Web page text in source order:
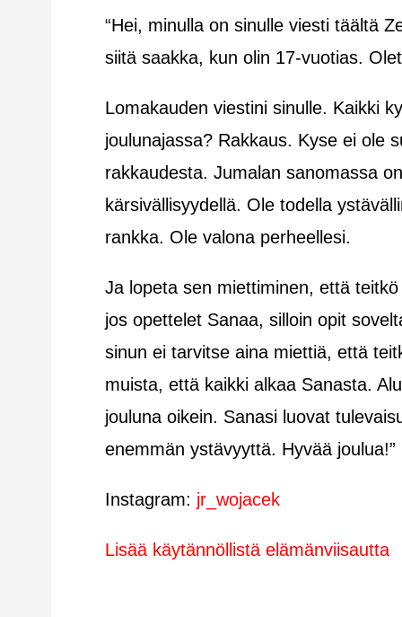
“Hei, minulla on sinulle viesti täältä
siitä saakka, kun olin 17-vuotias.
Lomakauden viestini sinulle. Kaikki
joulunajassa? Rakkaus. Kyse ei ole
rakkaudesta. Jumalan sanomassa
kärsivällisyydellä. Ole todella
rankka. Ole valona perheellesi.
Ja lopeta sen miettiminen, että
jos opettelet Sanaa, silloin opit
sinun ei tarvitse aina miettiä, että
muista, että kaikki alkaa Sanasta.
jouluna oikein. Sanasi luovat
enemmän ystävyyttä. Hyvää joulua!”
Instagram: jr_wojacek
Lisää käytännöllistä elämänviisautta